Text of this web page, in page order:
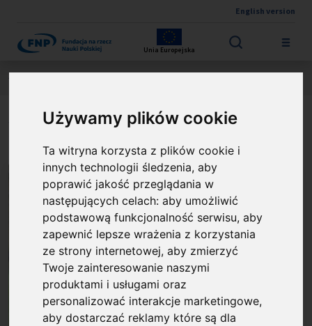
Używamy plików cookie
Ta witryna korzysta z plików cookie i
innych technologii śledzenia, aby
poprawić jakość przeglądania w
następujących celach:aby umożliwić
podstawową funkcjonalność serwisu,aby
zapewnić lepsze wrażenia z korzystania
ze strony internetowej,aby zmierzyć
Twoje zainteresowanie naszymi
produktami i usługami oraz
personalizować interakcje marketingowe,
aby dostarczać reklamy które są dla
English version
Unia Europejska
prof. Cezary Cieśliński